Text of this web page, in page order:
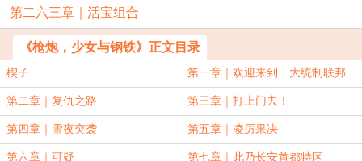
第二六三章｜活宝组合
《枪炮，少女与钢铁》正文目录
楔子 第一章｜欢迎来到…大统制联邦
第二章｜复仇之路 第三章｜打上门去！
第四章｜雪夜突袭 第五章｜凌厉果决
第六章｜可疑 第七章｜此乃长安首都特区